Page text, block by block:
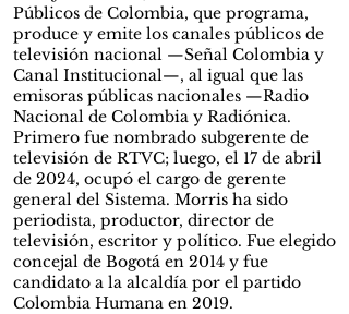
Públicos de Colombia, que programa,
produce y emite los canales públicos de
televisión nacional —Señal Colombia y
Canal Institucional—, al igual que las
emisoras públicas nacionales —Radio
Nacional de Colombia y Radiónica.
Primero fue nombrado subgerente de
televisión de RTVC; luego, el 17 de abril
de 2024, ocupó el cargo de gerente
general del Sistema. Morris ha sido
periodista, productor, director de
televisión, escritor y político. Fue elegido
concejal de Bogotá en 2014 y fue
candidato a la alcaldía por el partido
Colombia Humana en 2019.